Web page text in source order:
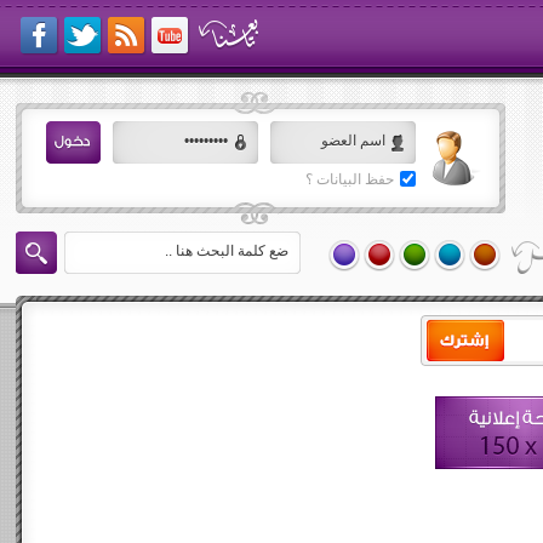
حفظ البيانات ؟